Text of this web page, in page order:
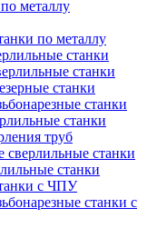
металлу
по металлу
станки
станки
станки
станки
станки
труб
сверлильные станки
станки
с ЧПУ
станки с